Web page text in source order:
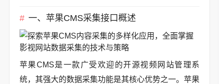
一、苹果CMS采集接口概述
苹果CMS是一款广受欢迎的开源视频网站管理系
统，其强大的数据采集功能是其核心优势之一。苹果